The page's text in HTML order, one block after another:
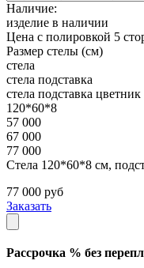
Наличие:
изделие в наличии
Цена с полировкой 5
Размер стелы (см)
стела
стела подставка
стела подставка цветник
120*60*8
57 000
67 000
77 000
Стела 120*60*8 см,
77 000 руб
Заказать
Рассрочка % без